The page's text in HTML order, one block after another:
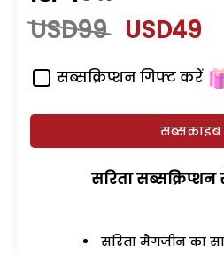
USD99 USD49
सब्सक्रिप्शन गिफ्ट करें
सरिता
सरिता मैगजीन का